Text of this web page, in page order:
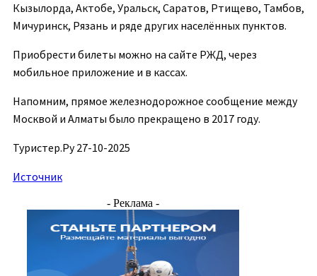
Кызылорда, Актобе, Уральск, Саратов, Ртищево, Тамбов,
Мичуринск, Рязань и ряде других населённых пунктов.
Приобрести билеты можно на сайте РЖД, через
мобильное приложение и в кассах.
Напомним, прямое железнодорожное сообщение между
Москвой и Алматы было прекращено в 2017 году.
Туристер.Ру 27-10-2025
Источник
- Реклама -